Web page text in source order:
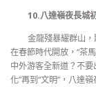
10.八達嶺夜長城
金龍殘暴耀群山，
在春節時代開放，“茶
中外游客全新道？不要
化”再到“文明”，八達